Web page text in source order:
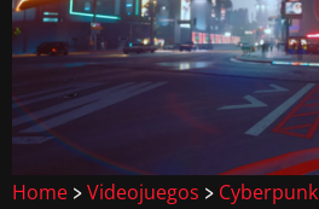
Home > Videojuegos >